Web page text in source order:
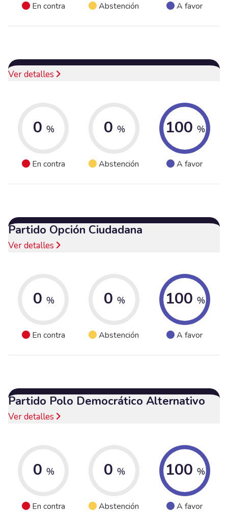
En contra Abstención A favor
Ver detalles
0 %
En contra
0 %
Abstención
100 %
A favor
Partido Opción Ciudadana
Ver detalles
0 %
En contra
0 %
Abstención
100 %
A favor
Partido Polo Democrático Alternativo
Ver detalles
0 %
En contra
0 %
Abstención
100 %
A favor